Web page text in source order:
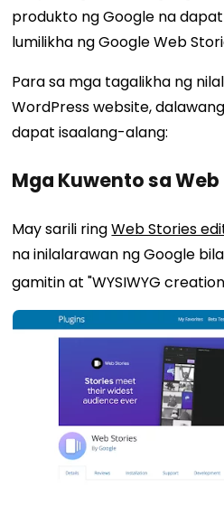
produkto ng Google na
lumilikha ng Google Web
Para sa mga tagalikha ng
WordPress website,
dapat isaalang-alang:
Mga Kuwento sa Web
May sarili ringWeb Stories
na inilalarawan ng Google
gamitin at "WYSIWYG